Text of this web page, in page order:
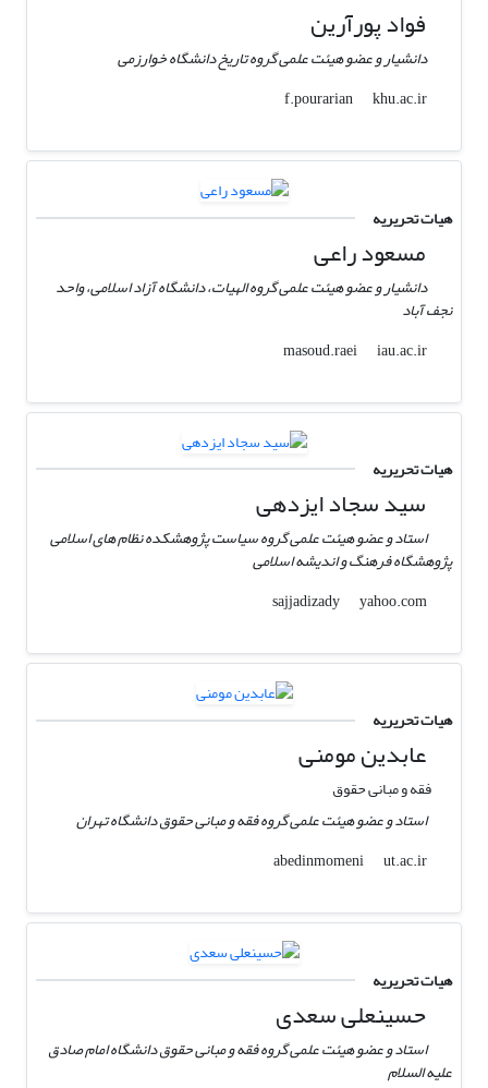
فواد پورآرین
دانشیار و عضو هیئت علمی گروه تاریخ دانشگاه خوارزمی
f.pourarian
khu.ac.ir
هیات تحریریه
مسعود راعی
دانشیار و عضو هیئت علمی گروه الهیات، دانشگاه آزاد اسلامی، واحد
نجف آباد
masoud.raei
iau.ac.ir
هیات تحریریه
سید سجاد ایزدهی
استاد و عضو هیئت علمی گروه سیاست پژوهشکده نظام های اسلامی
پژوهشگاه فرهنگ و اندیشه اسلامی
sajjadizady
yahoo.com
هیات تحریریه
عابدین مومنی
فقه و مبانی حقوق
استاد و عضو هیئت علمی گروه فقه و مبانی حقوق دانشگاه تهران
abedinmomeni
ut.ac.ir
هیات تحریریه
حسینعلی سعدی
استاد و عضو هیئت علمی گروه فقه و مبانی حقوق دانشگاه امام صادق
علیه السلام